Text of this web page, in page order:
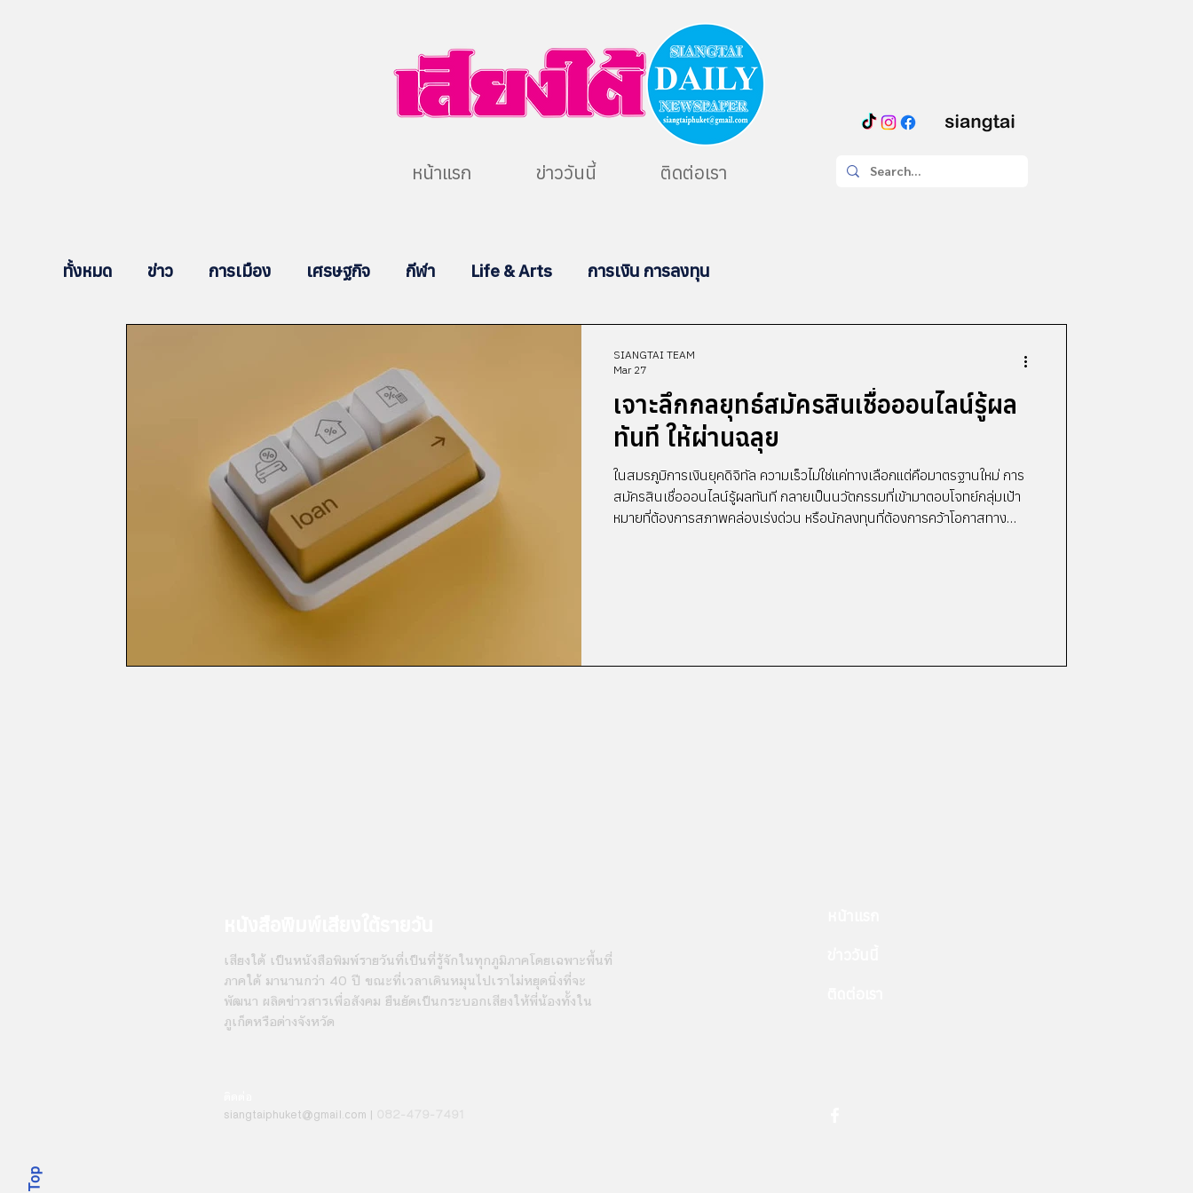
หน้าแรก ข่าววันนี้ ติดต่อเรา
ทั้งหมด ข่าว การเมือง เศรษฐกิจ กีฬา Life & Arts การเงิน การลงทุน
เจาะลึกกลยุทธ์สมัครสินเชื่อออนไลน์รู้ผล
ทันที ให้ผ่านฉลุย
ในสมรภูมิการเงินยุคดิจิทัล ความเร็วไม่ใช่แค่ทางเลือกแต่คือมาตรฐานใหม่ การ
สมัครสินเชื่อออนไลน์รู้ผลทันที กลายเป็นนวัตกรรมที่เข้ามาตอบโจทย์กลุ่มเป้า
หมายที่ต้องการสภาพคล่องเร่งด่วน หรือนักลงทุนที่ต้องการคว้าโอกาสทาง
SIANGTAI TEAM
Mar 27
เสียงใต้ เป็นหนังสือพิมพ์รายวันที่เป็นที่รู้จักในทุกภูมิภาคโดยเฉพาะพื้นที่
ภาคใต้ มานานกว่า 40 ปี ขณะที่เวลาเดินหมุนไปเราไม่หยุดนิ่งที่จะ
พัฒนา ผลิตข่าวสารเพื่อสังคม ยืนยัดเป็นกระบอกเสียงให้พี่น้องทั้งใน
ภูเก็ตหรือต่างจังหวัด
siangtaiphuket@gmail.com |